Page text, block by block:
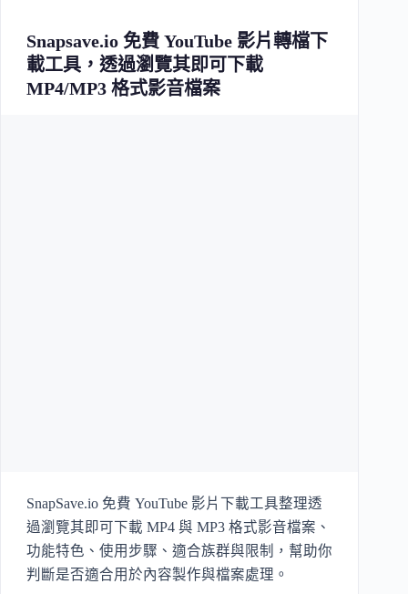
Snapsave.io 免費 YouTube 影片轉檔下
載工具，透過瀏覽其即可下載
MP4/MP3 格式影音檔案
SnapSave.io 免費 YouTube 影片下載工具整理透
過瀏覽其即可下載 MP4 與 MP3 格式影音檔案、
功能特色、使用步驟、適合族群與限制，幫助你
判斷是否適合用於內容製作與檔案處理。